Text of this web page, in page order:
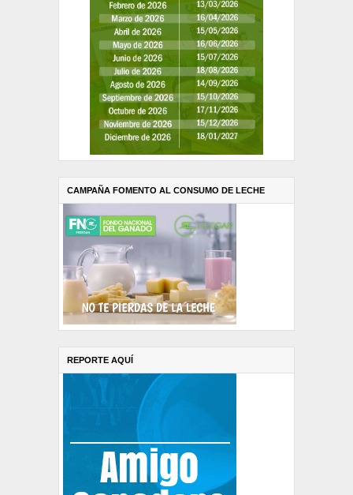
CAMPAÑA FOMENTO AL CONSUMO DE LECHE
REPORTE AQUÍ